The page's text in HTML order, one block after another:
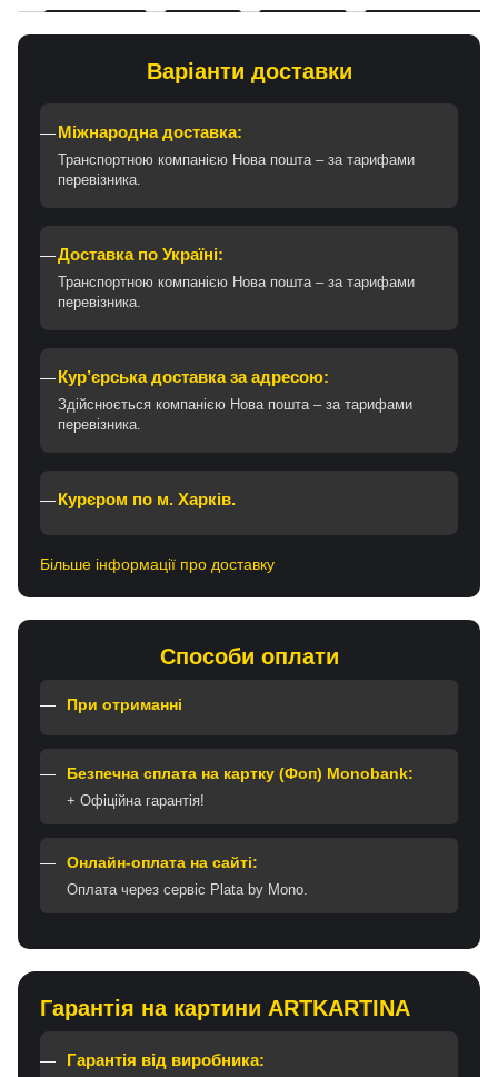
Варіанти доставки
Міжнародна доставка:
Транспортною компанією Нова пошта – за тарифами
перевізника.
Доставка по Україні:
Транспортною компанією Нова пошта – за тарифами
перевізника.
Кур’єрська доставка за адресою:
Здійснюється компанією Нова пошта – за тарифами
перевізника.
Курєром по м. Харків.
Більше інформації про доставку
Способи оплати
При отриманні
Безпечна сплата на картку (Фоп) Monobank:
+ Офіційна гарантія!
Онлайн-оплата на сайті:
Оплата через сервіс Plata by Mono.
Гарантія на картини ARTKARTINA
Гарантія від виробника: